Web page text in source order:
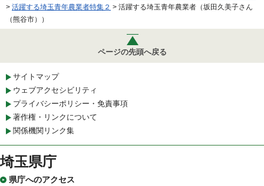
> 活躍する埼玉青年農業者特集２ > 活躍する埼玉青年農業者（坂田久美子さん
（熊谷市））
ページの先頭へ戻る
サイトマップ
ウェブアクセシビリティ
プライバシーポリシー・免責事項
著作権・リンクについて
関係機関リンク集
埼玉県庁
県庁へのアクセス